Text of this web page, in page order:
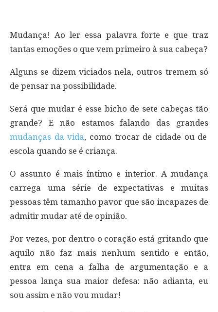
Mudança! Ao ler essa palavra forte e que traz
tantas emoções o que vem primeiro à sua cabeça?
Alguns se dizem viciados nela, outros tremem só
de pensar na possibilidade.
Será que mudar é esse bicho de sete cabeças tão
grande? E não estamos falando das grandes
mudanças da vida, como trocar de cidade ou de
escola quando se é criança.
O assunto é mais íntimo e interior. A mudança
carrega uma série de expectativas e muitas
pessoas têm tamanho pavor que são incapazes de
admitir mudar até de opinião.
Por vezes, por dentro o coração está gritando que
aquilo não faz mais nenhum sentido e então,
entra em cena a falha de argumentação e a
pessoa lança sua maior defesa: não adianta, eu
sou assim e não vou mudar!